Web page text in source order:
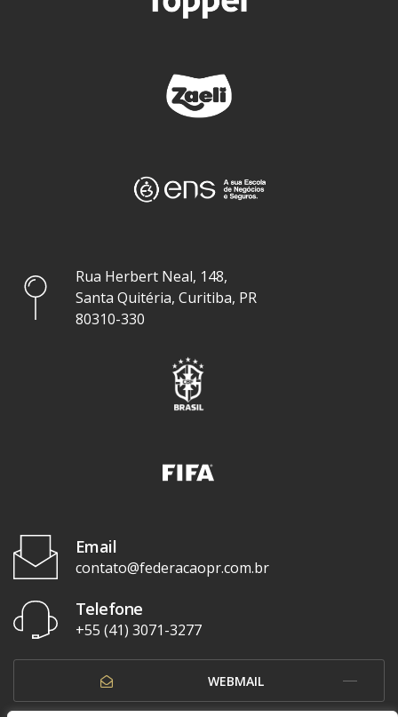
Rua Herbert Neal, 148,
Santa Quitéria, Curitiba, PR
80310-330
Email
contato@federacaopr.com.br
Telefone
+55 (41) 3071-3277
WEBMAIL